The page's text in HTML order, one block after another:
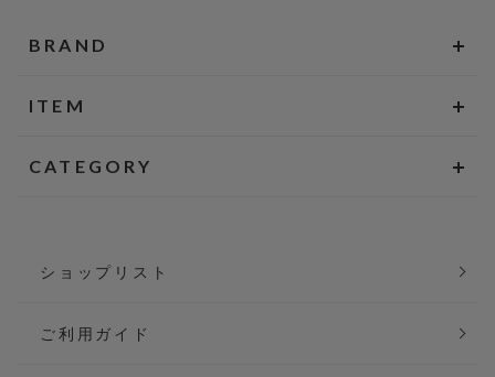
BRAND
ITEM
CATEGORY
ショップリスト
ご利用ガイド